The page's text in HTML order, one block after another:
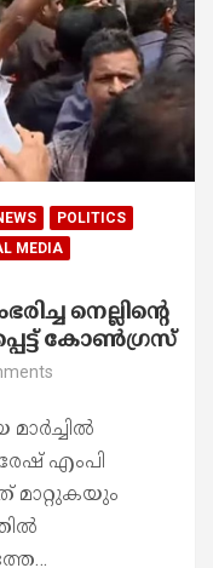
POLITICS
MEDIA
നെല്ലിന്റെ
കോൺഗ്രസ്
എംപി
മാറ്റുകയും